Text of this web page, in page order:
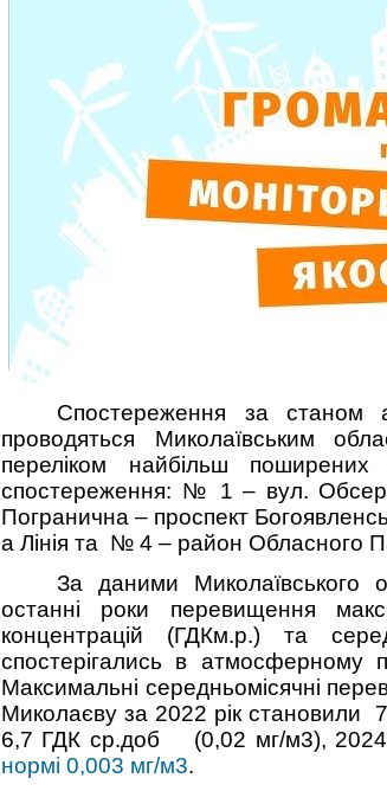
Спостереження за станом
проводяться Миколаївським
переліком найбільш
спостереження: № 1 – вул.
Погранична – проспект
а Лінія та № 4 – район Обласного
За даними Миколаївського
останні роки перевищення
концентрацій (ГДКм.р.) та
спостерігались в атмосферному
Максимальні середньомісячні
Миколаєву за 2022 рік
6,7 ГДК ср.доб (0,02 мг/м3),
нормі 0,003 мг/м3.